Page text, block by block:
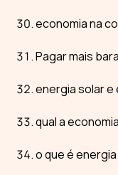
economia na
Pagar mais
energia solar e
qual a
o que é